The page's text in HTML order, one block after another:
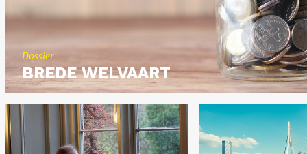
Dos­sier
BREDE WEL­VAART